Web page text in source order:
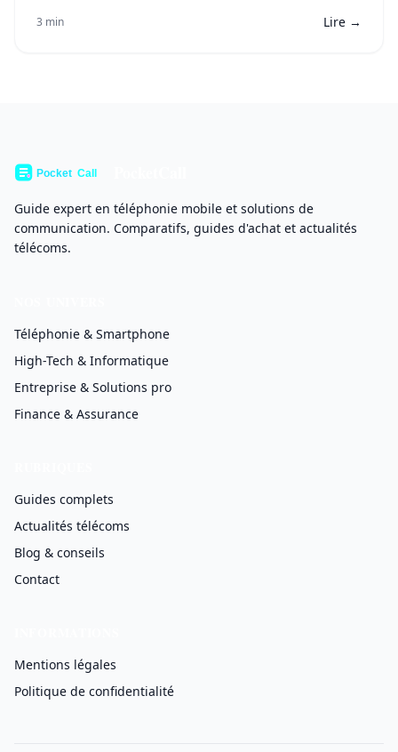
3 min Lire →
Guide expert en téléphonie mobile et solutions de
communication. Comparatifs, guides d'achat et actualités
télécoms.
Téléphonie & Smartphone
High-Tech & Informatique
Entreprise & Solutions pro
Finance & Assurance
Guides complets
Actualités télécoms
Blog & conseils
Contact
Mentions légales
Politique de confidentialité